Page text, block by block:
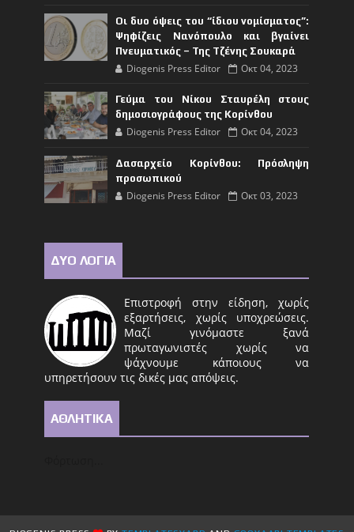
Οι δυο όψεις του “ίδιου νομίσματος”:
Ψηφίζεις Νανόπουλο και βγαίνει
Πνευματικός – Της Τζένης Σουκαρά
Diogenis Press Editor Οκτ 04, 2023
Γεύμα του Νίκου Σταυρέλη στους
δημοσιογράφους της Κορίνθου
Diogenis Press Editor Οκτ 04, 2023
Δασαρχείο Κορίνθου: Πρόσληψη
προσωπικού
Diogenis Press Editor Οκτ 03, 2023
ΔΥΟ ΛΟΓΙΑ
Επιστροφή στην είδηση, χωρίς
εξαρτήσεις, χωρίς υποχρεώσεις.
Μαζί γινόμαστε ξανά
πρωταγωνιστές χωρίς να
ψάχνουμε κάποιους να
υπηρετήσουν τις δικές μας απόψεις.
ΑΘΛΗΤΙΚΑ